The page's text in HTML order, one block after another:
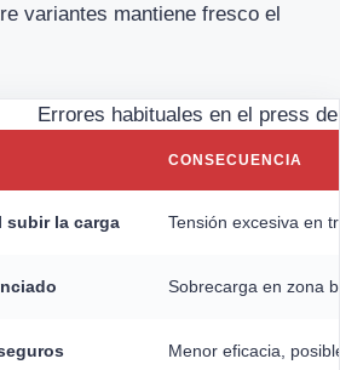
variantes mantiene fresco el
Errores habituales en el press
CONSECUENCIA
subir la carga Tensión excesiva en
Sobrecarga en zona
Menor eficacia,